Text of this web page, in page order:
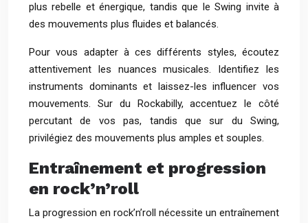
plus rebelle et énergique, tandis que le Swing invite à
des mouvements plus fluides et balancés.
Pour vous adapter à ces différents styles, écoutez
attentivement les nuances musicales. Identifiez les
instruments dominants et laissez-les influencer vos
mouvements. Sur du Rockabilly, accentuez le côté
percutant de vos pas, tandis que sur du Swing,
privilégiez des mouvements plus amples et souples.
Entraînement et progression
en rock’n’roll
La progression en rock’n’roll nécessite un entraînement